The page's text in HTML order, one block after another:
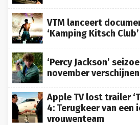
VTM lanceert
‘Kamping Kitsch Club’
‘Percy Jackson’
november verschijnen
Apple TV lost trailer
4: Terugkeer van een
vrouwenteam